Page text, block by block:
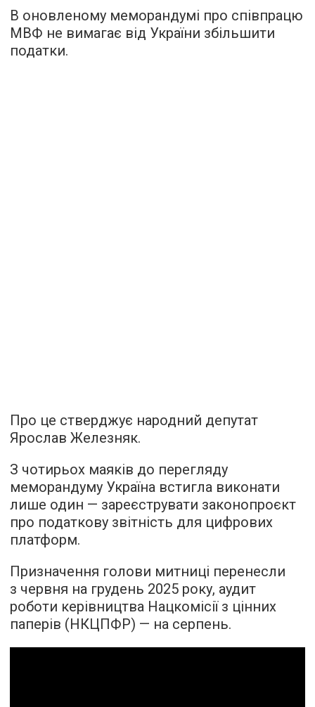
В оновленому меморандумі про співпрацю
МВФ не вимагає від України збільшити
податки.
Про це стверджує народний депутат
Ярослав Железняк.
З чотирьох маяків до перегляду
меморандуму Україна встигла виконати
лише один — зареєструвати законопроєкт
про податкову звітність для цифрових
платформ.
Призначення голови митниці перенесли
з червня на грудень 2025 року, аудит
роботи керівництва Нацкомісії з цінних
паперів (НКЦПФР) — на серпень.